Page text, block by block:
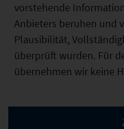
vorstehende
Anbieters beruhen und
Plausibilität,
überprüft wurden. Für
übernehmen wir keine